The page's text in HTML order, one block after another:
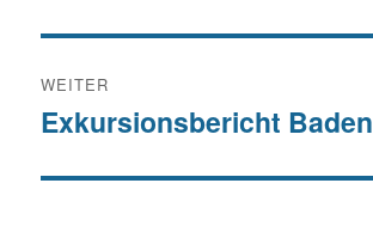
WEITER
Nächster
Exkursionsbericht Baden